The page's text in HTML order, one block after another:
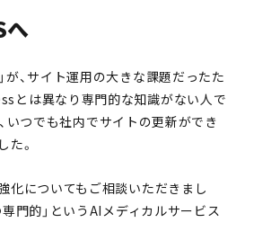
へ
、サイト運用の大きな課題だったた
とは異なり専門的な知識がない人で
いつでも社内でサイトの更新ができ
た。
化についてもご相談いただきまし
門的」というAIメディカルサービス